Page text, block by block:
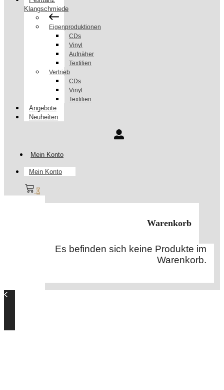
Klangschmiede
Eigenproduktionen
CDs
Vinyl
Aufnäher
Textilien
Vertrieb
CDs
Vinyl
Textilien
Angebote
Neuheiten
Mein Konto
Mein Konto
0
Warenkorb
Es befinden sich keine Produkte im
Warenkorb.